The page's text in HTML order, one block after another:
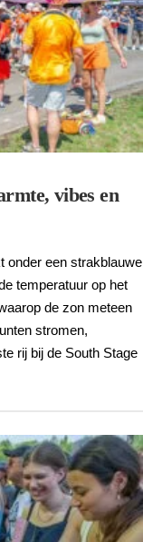
vibes en
onder een strakblauwe
temperatuur op het
de zon meteen
stromen,
rij bij de South Stage